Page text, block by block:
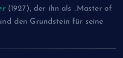
(1927), der ihn als „Master of
den Grundstein für seine